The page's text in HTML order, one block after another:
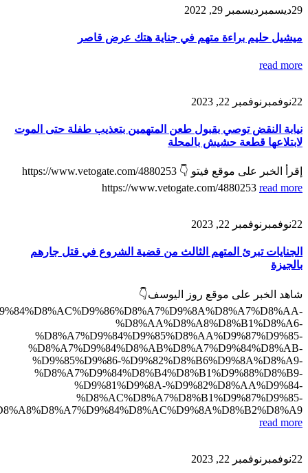
29ديسمبر ديسمبر 29, 2022
ميشيل حليم براءة متهم في جناية هتك عرض قاصر
read more
22نوفمبر نوفمبر 22, 2023
نيابة النقض توصي بقبول طعن المتهمين بتعذيب طفلة حتى الموت
لابتلاعها قطعة حشيش بالمحلة
إقرأ الخبر على موقع فيتو 👇 https://www.vetogate.com/4880253
https://www.vetogate.com/4880253 read more
22نوفمبر نوفمبر 22, 2023
الجنايات تبرئ المتهم الثالث من قضية الشروع في قتل جارهم
بالجيزة
شاهد الخبر على موقع روز اليوسف👇
%D8%AA%D8%A8%D8%B1%D8%A6-
%D8%A7%D9%84%D9%85%D8%AA%D9%87%D9%85-
%D8%A7%D9%84%D8%AB%D8%A7%D9%84%D8%AB-
%D9%85%D9%86-%D9%82%D8%B6%D9%8A%D8%A9-
%D8%A7%D9%84%D8%B4%D8%B1%D9%88%D8%B9-
%D9%81%D9%8A-%D9%82%D8%AA%D9%84-
%D8%AC%D8%A7%D8%B1%D9%87%D9%85-
read more
22نوفمبر نوفمبر 22, 2023